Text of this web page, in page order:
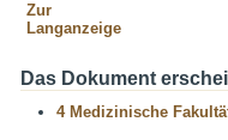
Zur
Langanzeige
Das Dokument
4 Medizinische